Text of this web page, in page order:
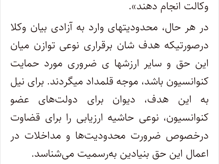
وکالت انجام دهند».
در هر حال، محدودیتهای وارد به آزادی بیان وکلا
درصورتیکه هدف شان برقراری نوعی توازن میان
این حق و سایر ارزشها ی ضروری مورد حمایت
کنوانسیون باشد، موجه قلمداد میگردند. برای نیل
به این هدف، دیوان برای دولتهای عضو
کنوانسیون، نوعی حاشیه ارزیابی را برای قضاوت
درخصوص ضرورت محدودیتها و مداخلات در
اعمال این حق بنیادین بهرسمیت میشناسد.